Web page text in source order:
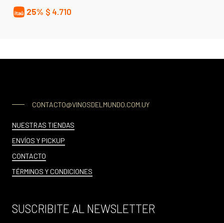
25% $ 4.710
CONTACTO@VINOSDELMUNDO.COM.UY
NUESTRAS TIENDAS
ENVÍOS Y PICKUP
CONTACTO
TÉRMINOS Y CONDICIONES
SUSCRIBITE AL NEWSLETTER